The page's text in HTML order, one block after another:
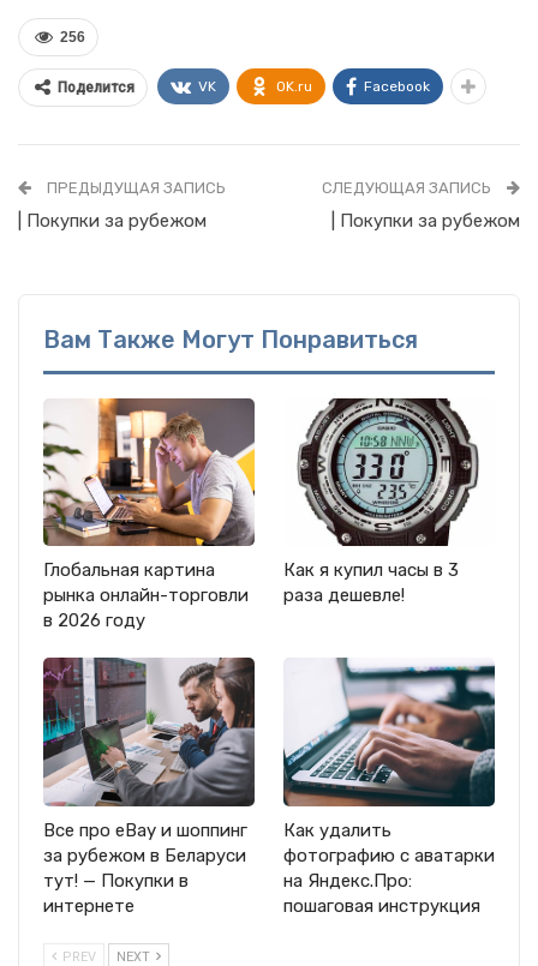
256
Поделится VK OK.ru Facebook
ПРЕДЫДУЩАЯ ЗАПИСЬ
| Покупки за рубежом
СЛЕДУЮЩАЯ ЗАПИСЬ
| Покупки за рубежом
Вам Также Могут Понравиться
Глобальная картина
рынка онлайн-торговли
в 2026 году
Как я купил часы в 3
раза дешевле!
Все про eBay и шоппинг
за рубежом в Беларуси
тут! — Покупки в
интернете
Как удалить
фотографию с аватарки
на Яндекс.Про:
пошаговая инструкция
PREV NEXT